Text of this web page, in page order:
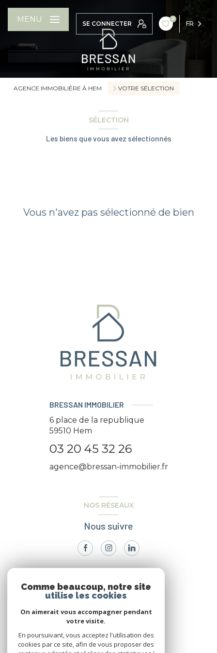
SE CONNECTER
0
FR
MENU
AGENCE IMMOBILIÈRE À HEM VOTRE SÉLECTION
SÉLECTION
Les biens que vous avez sélectionnés
Vous n'avez pas sélectionné de bien
BRESSAN IMMOBILIER
6 place de la republique
59510 Hem
03 20 45 32 26
agence@bressan-immobilier.fr
NOS RÉSEAUX
Nous suivre
VOTRE ESPACE
Comme beaucoup, notre site
utilise les cookies
On aimerait vous accompagner pendant
votre visite.
En poursuivant, vous acceptez l'utilisation des
cookies par ce site, afin de vous proposer des